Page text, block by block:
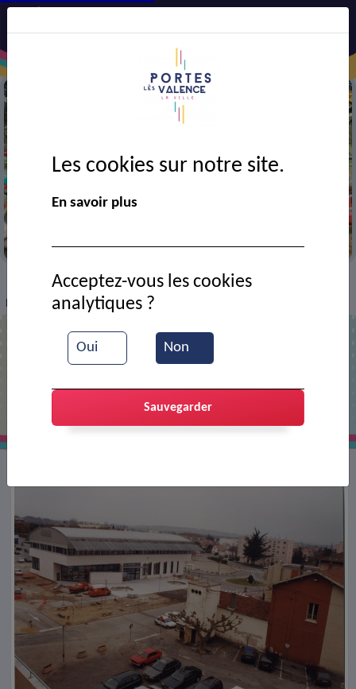
> VIE MUNICIPALE > Ressources documentaires
L'ancienne et la nouvelle mairie
Les cookies sur notre site.
En savoir plus
Oui Non
Acceptez-vous les cookies
analytiques ?
Sauvegarder